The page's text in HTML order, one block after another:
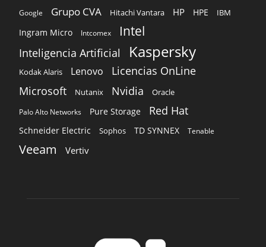
Google Grupo CVA Hitachi Vantara HP HPE IBM
Ingram Micro Intcomex Intel
Inteligencia Artificial Kaspersky
Kodak Alaris Lenovo Licencias OnLine
Microsoft Nutanix Nvidia Oracle
Palo Alto Networks Pure Storage Red Hat
Schneider Electric Sophos TD SYNNEX Tenable
Veeam Vertiv